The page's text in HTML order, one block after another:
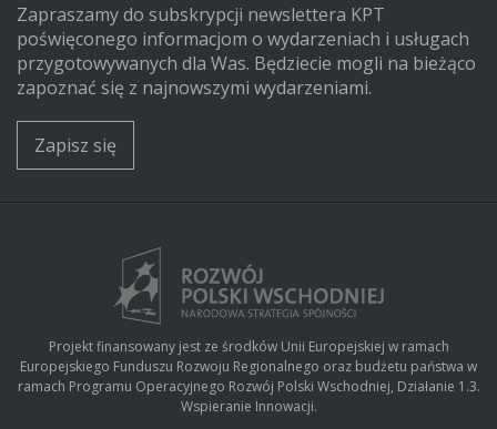
Zapraszamy do subskrypcji newslettera KPT
poświęconego informacjom o wydarzeniach i usługach
przygotowywanych dla Was. Będziecie mogli na bieżąco
zapoznać się z najnowszymi wydarzeniami.
Zapisz się
Projekt finansowany jest ze środków Unii Europejskiej w ramach
Europejskiego Funduszu Rozwoju Regionalnego oraz budżetu państwa w
ramach Programu Operacyjnego Rozwój Polski Wschodniej, Działanie 1.3.
Wspieranie Innowacji.